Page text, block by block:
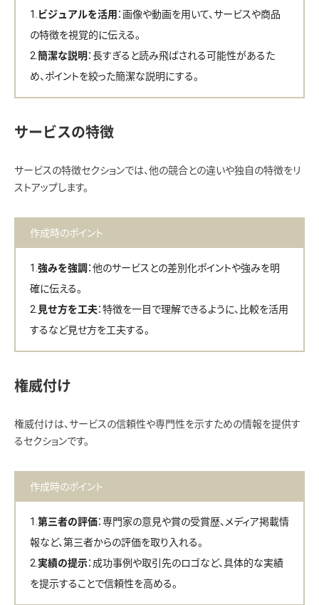
ビジュアルを活用 ：画像や動画を用いて、サービスや商品
の特徴を視覚的に伝える。
簡潔な説明 ：長すぎると読み飛ばされる可能性があるた
め、ポイントを絞った簡潔な説明にする。
サービスの特徴
サービスの特徴セクションでは、他の競合との違いや独自の特徴をリ
ストアップします。
作成時のポイント
強みを強調 ：他のサービスとの差別化ポイントや強みを明
確に伝える。
見せ方を工夫：特徴を一目で理解できるように、比較を活用
するなど見せ方を工夫する。
権威付け
権威付けは、サービスの信頼性や専門性を示すための情報を提供す
るセクションです。
作成時のポイント
第三者の評価：専門家の意見や賞の受賞歴、メディア掲載情
報など、第三者からの評価を取り入れる。
実績の提示：成功事例や取引先のロゴなど、具体的な実績
を提示することで信頼性を高める。